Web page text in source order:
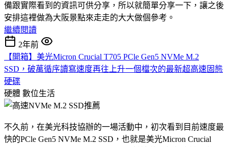
備跟實際看到的資訊可供分享，所以就簡單分享一下，讓之後
安排這裡做為大阪景點來走走的大大做個參考。
繼續閱讀
2年前
【開箱】美光Micron Crucial T705 PCle Gen5 NVMe M.2
SSD，破萬循序讀寫速度再往上升一個檔次的最新超高速固態
硬碟
硬體 數位生活
不久前，在美光科技協辦的一場活動中，初次看到目前速度最
快的PCle Gen5 NVMe M.2 SSD，也就是美光Micron Crucial